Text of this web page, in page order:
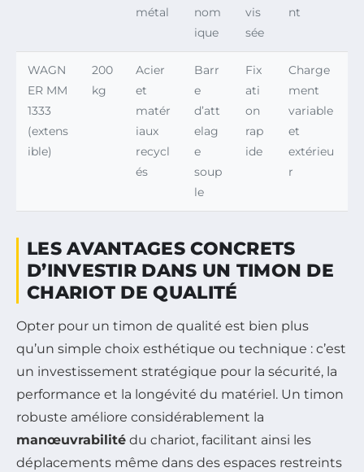
métal
nom
ique
vis
sée
nt
WAGN
ER MM
1333
(extens
ible)
200
kg
Acier
et
matér
iaux
recycl
és
Barr
e
d’att
elag
e
soup
le
Fix
ati
on
rap
ide
Charge
ment
variable
et
extérieu
r
LES AVANTAGES CONCRETS
D’INVESTIR DANS UN TIMON DE
CHARIOT DE QUALITÉ
Opter pour un timon de qualité est bien plus
qu’un simple choix esthétique ou technique : c’est
un investissement stratégique pour la sécurité, la
performance et la longévité du matériel. Un timon
robuste améliore considérablement la
manœuvrabilité du chariot, facilitant ainsi les
déplacements même dans des espaces restreints